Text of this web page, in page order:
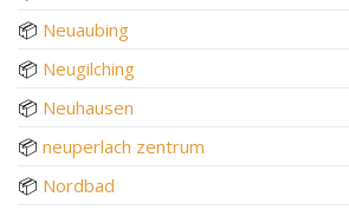
📦 Neuaubing
📦 Neugilching
📦 Neuhausen
📦 neuperlach zentrum
📦 Nordbad